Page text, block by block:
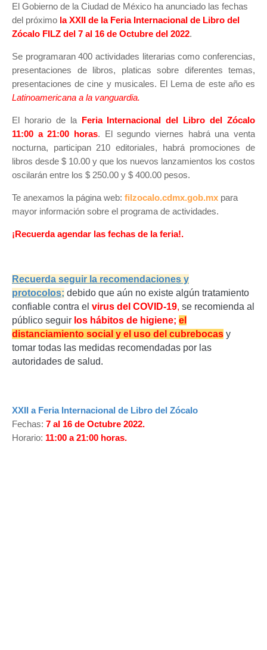
El Gobierno de la Ciudad de México ha anunciado las fechas
del próximo la XXII de la Feria Internacional de Libro del
Zócalo FILZ del 7 al 16 de Octubre del 2022.
Se programaran 400 actividades literarias como conferencias,
presentaciones de libros, platicas sobre diferentes temas,
presentaciones de cine y musicales. El Lema de este año es
Latinoamericana a la vanguardia.
El horario de laFeria Internacional del Libro del Zócalo
11:00 a 21:00 horas. El segundo viernes habrá una venta
nocturna, participan 210 editoriales, habrá promociones de
libros desde $ 10.00 y que los nuevos lanzamientos los costos
oscilarán entre los $ 250.00 y $ 400.00 pesos.
Te anexamos la página web: filzocalo.cdmx.gob.mx para
mayor información sobre el programa de actividades.
¡Recuerda agendar las fechas de la feria!.
Recuerda seguir la recomendaciones y
protocolos; debido que aún no existe algún tratamiento
confiable contra el virus del COVID-19, se recomienda al
público seguir los hábitos de higiene; el
distanciamiento social y el uso del cubrebocas y
tomar todas las medidas recomendadas por las
autoridades de salud.
XXII a Feria Internacional de Libro del Zócalo
Fechas: 7 al 16 de Octubre 2022.
Horario: 11:00 a 21:00 horas.